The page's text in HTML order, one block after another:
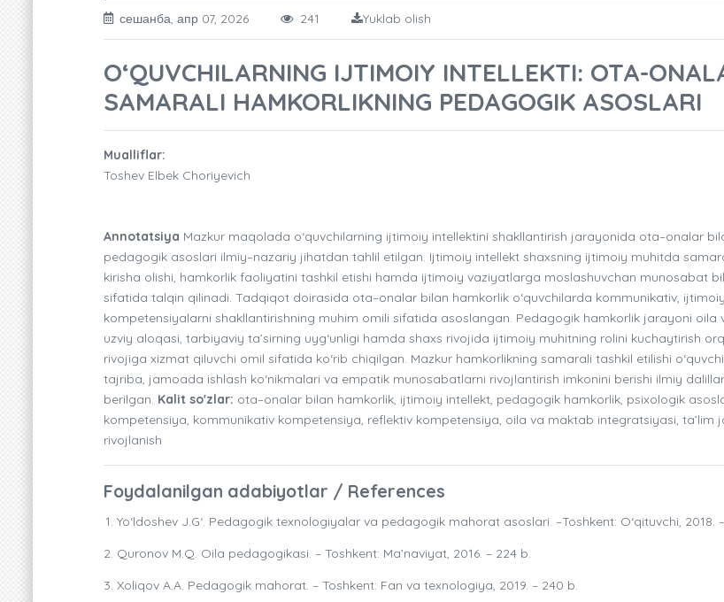
сешанба, апр 07, 2026 241 Yuklab olish
O‘QUVCHILARNING IJTIMOIY INTELLEKTI: OTA-
SAMARALI HAMKORLIKNING PEDAGOGIK ASOSLARI
Mualliflar:
Toshev Elbek Choriyevich
Annotatsiya Mazkur maqolada o‘quvchilarning ijtimoiy intellektini shakllantirish jarayonida ota–onalar
pedagogik asoslari ilmiy–nazariy jihatdan tahlil etilgan. Ijtimoiy intellekt shaxsning ijtimoiy muhitda
kirisha olishi, hamkorlik faoliyatini tashkil etishi hamda ijtimoiy vaziyatlarga moslashuvchan munosabat
sifatida talqin qilinadi. Tadqiqot doirasida ota–onalar bilan hamkorlik o‘quvchilarda kommunikativ,
kompetensiyalarni shakllantirishning muhim omili sifatida asoslangan. Pedagogik hamkorlik jarayoni oila
uzviy aloqasi, tarbiyaviy ta’sirning uyg‘unligi hamda shaxs rivojida ijtimoiy muhitning rolini kuchaytirish
rivojiga xizmat qiluvchi omil sifatida ko‘rib chiqilgan. Mazkur hamkorlikning samarali tashkil etilishi
tajriba, jamoada ishlash ko‘nikmalari va empatik munosabatlarni rivojlantirish imkonini berishi ilmiy
berilgan. Kalit so'zlar: ota–onalar bilan hamkorlik, ijtimoiy intellekt, pedagogik hamkorlik, psixologik
kompetensiya, kommunikativ kompetensiya, reflektiv kompetensiya, oila va maktab integratsiyasi, ta’lim
rivojlanish
Foydalanilgan adabiyotlar / References
Yo‘ldoshev J.G‘. Pedagogik texnologiyalar va pedagogik mahorat asoslari. –Toshkent: O‘qituvchi, 2018.
Quronov M.Q. Oila pedagogikasi. – Toshkent: Ma’naviyat, 2016. – 224 b.
Xoliqov A.A. Pedagogik mahorat. – Toshkent: Fan va texnologiya, 2019. – 240 b.